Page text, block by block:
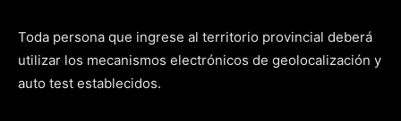
Toda persona que ingrese al territorio provincial deberá
utilizar los mecanismos electrónicos de geolocalización y
auto test establecidos.